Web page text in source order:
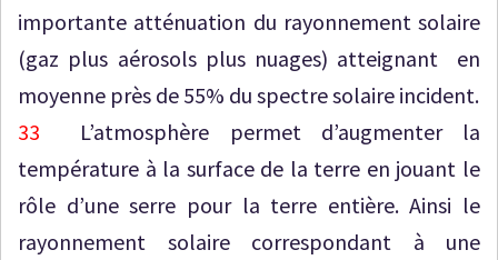
importante atténuation du rayonnement solaire
(gaz plus aérosols plus nuages) atteignant en
moyenne près de 55% du spectre solaire incident.
33 L’atmosphère permet d’augmenter la
température à la surface de la terre en jouant le
rôle d’une serre pour la terre entière. Ainsi le
rayonnement solaire correspondant à une